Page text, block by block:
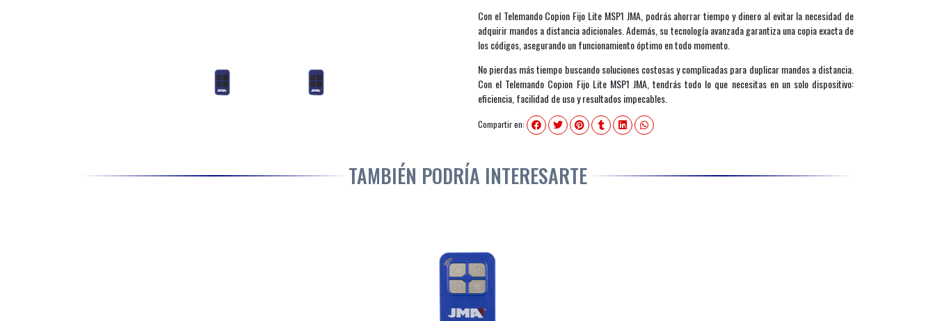
Con el Telemando Copion Fijo Lite MSP1 JMA, podrás ahorrar tiempo y dinero al evitar la necesidad de
adquirir mandos a distancia adicionales. Además, su tecnología avanzada garantiza una copia exacta de
los códigos, asegurando un funcionamiento óptimo en todo momento.
No pierdas más tiempo buscando soluciones costosas y complicadas para duplicar mandos a distancia.
Con el Telemando Copion Fijo Lite MSP1 JMA, tendrás todo lo que necesitas en un solo dispositivo:
eficiencia, facilidad de uso y resultados impecables.
Compartir en:
TAMBIÉN PODRÍA INTERESARTE